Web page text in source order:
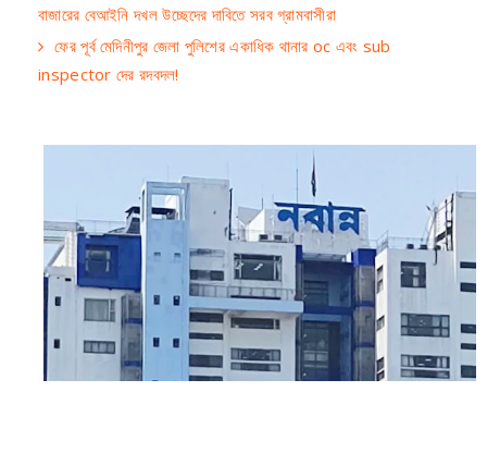
বাজারের বেআইনি দখল উচ্ছেদের দাবিতে সরব গ্রামবাসীরা
ফের পূর্ব মেদিনীপুর জেলা পুলিশের একাধিক থানার oc এবং sub
inspector দের রদবদল!